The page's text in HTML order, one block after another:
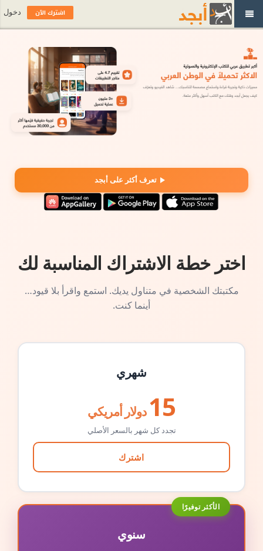
تعرف أكثر على أبجد
اختر خطة الاشتراك المناسبة لك
مكتبتك الشخصية في متناول يديك. استمع واقرأ بلا قيود…
أينما كنت.
شهري
15 دولار أمريكي
تجدد كل شهر بالسعر الأصلي
اشترك
الأكثر توفيرًا
سنوي
اشترك الآن دخول